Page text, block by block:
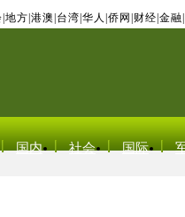
地方 港澳 台湾 华人 侨网 财经 金融
国内 社会 国际